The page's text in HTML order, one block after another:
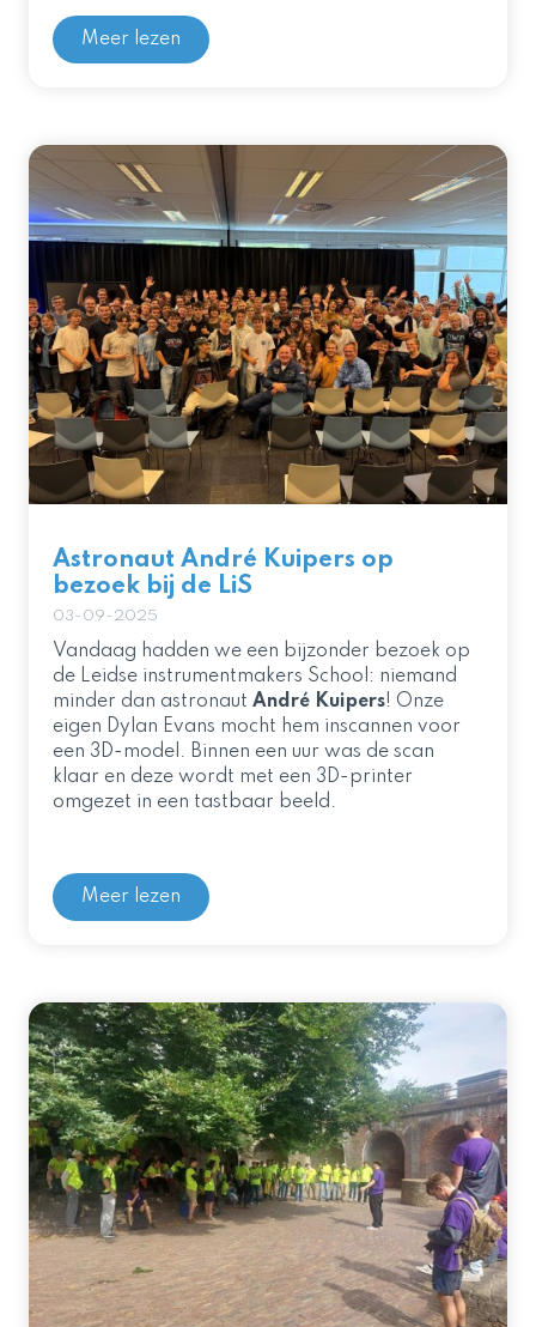
Meer lezen
Astronaut André Kuipers op
bezoek bij de LiS
03-09-2025
Vandaag hadden we een bijzonder bezoek op
de Leidse instrumentmakers School: niemand
minder dan astronaut André Kuipers! Onze
eigen Dylan Evans mocht hem inscannen voor
een 3D-model. Binnen een uur was de scan
klaar en deze wordt met een 3D-printer
omgezet in een tastbaar beeld.
Meer lezen